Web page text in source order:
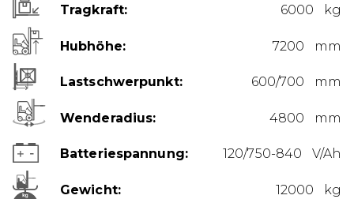
Tragkraft 6000 kg
Hubhöhe 7200 mm
Lastschwerpunkt 600/700 mm
Wenderadius 4800 mm
Batteriespannung 120/750-840 V/Ah
Gewicht 12000 kg